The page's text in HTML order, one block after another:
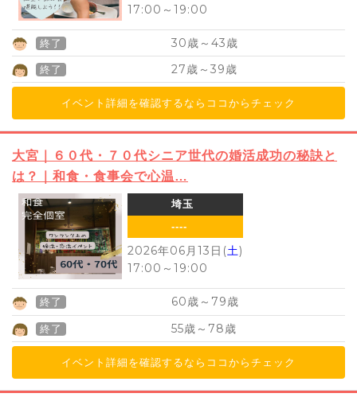
17:00 ～ 19:00
終了 30歳～ 43歳
終了 27歳～ 39歳
イベント詳細を確認するならココからチェック
大宮｜６０代・７０代シニア世代の婚活成功の秘訣と
は？｜和食・食事会で心温…
埼玉
----
2026年06月13日(土)
17:00 ～ 19:00
終了 60歳～ 79歳
終了 55歳～ 78歳
イベント詳細を確認するならココからチェック